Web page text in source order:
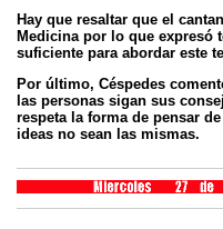
Hay que resaltar que el
Medicina por lo que expresó
suficiente para abordar este
Por último, Céspedes
las personas sigan sus
respeta la forma de pensar
ideas no sean las mismas.